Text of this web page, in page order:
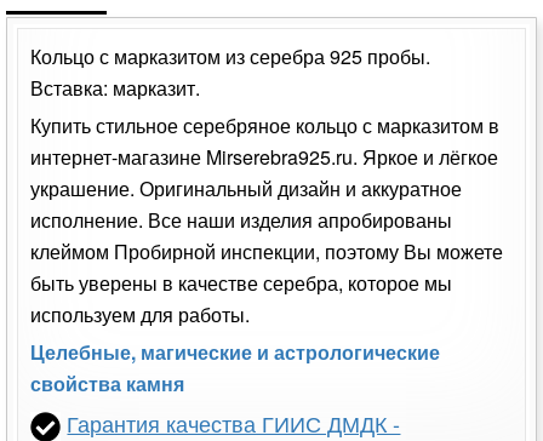
Кольцо с марказитом из серебра 925 пробы.
Вставка: марказит.
Купить стильное серебряное кольцо с марказитом в
интернет-магазине Mirserebra925.ru. Яркое и лёгкое
украшение. Оригинальный дизайн и аккуратное
исполнение. Все наши изделия апробированы
клеймом Пробирной инспекции, поэтому Вы можете
быть уверены в качестве серебра, которое мы
используем для работы.
Целебные, магические и астрологические
свойства камня
Гарантия качества ГИИС ДМДК -